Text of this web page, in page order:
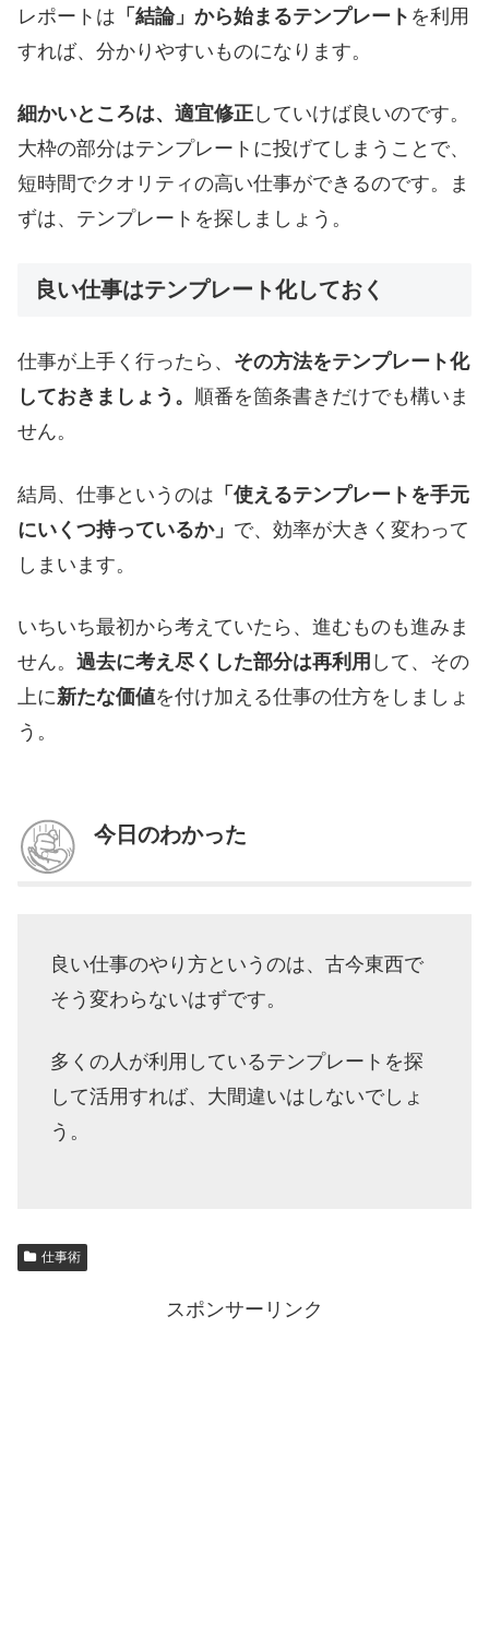
レポートは 「結論」から始まるテンプレート を利用
すれば、分かりやすいものになります。
細かいところは、適宜修正 していけば良いのです。
大枠の部分はテンプレートに投げてしまうことで、
短時間でクオリティの高い仕事ができるのです。ま
ずは、テンプレートを探しましょう。
良い仕事はテンプレート化しておく
仕事が上手く行ったら、 その方法をテンプレート化
しておきましょう。 順番を箇条書きだけでも構いま
せん。
結局、仕事というのは 「使えるテンプレートを手元
にいくつ持っているか」 で、効率が大きく変わって
しまいます。
いちいち最初から考えていたら、進むものも進みま
せん。 過去に考え尽くした部分は再利用 して、その
上に新たな価値を付け加える仕事の仕方をしましょ
う。
今日のわかった
良い仕事のやり方というのは、古今東西で
そう変わらないはずです。
多くの人が利用しているテンプレートを探
して活用すれば、大間違いはしないでしょ
う。
仕事術
スポンサーリンク